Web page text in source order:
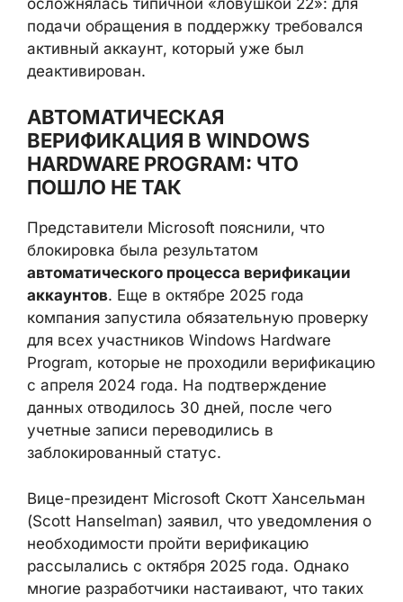
активный аккаунт, который уже был
деактивирован.
АВТОМАТИЧЕСКАЯ
HARDWARE PROGRAM: ЧТО
ПОШЛО НЕ ТАК
Представители Microsoft пояснили, что
автоматического процесса верификации
аккаунтов. Еще в октябре 2025 года
компания запустила обязательную
проверку для всех участников Windows
Hardware Program, которые не проходили
верификацию с апреля 2024 года. На
подтверждение данных отводилось 30
дней, после чего учетные записи
переводились в заблокированный статус.
Вице-президент Microsoft Скотт
уведомления о необходимости пройти
верификацию рассылались с октября 2025
года. Однако многие разработчики
настаивают, что таких писем не получали.
Возможные причины — от фильтрации